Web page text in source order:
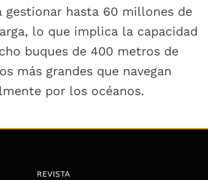
gestionar hasta 60 millones de
lo que implica la capacidad
buques de 400 metros de
más grandes que navegan
por los océanos.